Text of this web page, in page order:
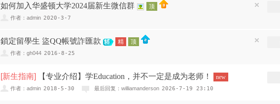
如何加入华盛顿大学2024届新生微信群 顶
作者：admin 2020-3-7
鎖定留學生 盜QQ帳號詐匯款 精 顶
作者：gh044 2016-8-25
[新生指南] 【专业介绍】学Education，并不一定是成为老师！ new
作者：admin 2018-5-30 最后回复：williamanderson 2026-7-19 23:10